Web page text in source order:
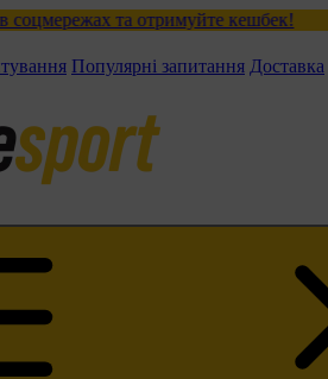
отримуйте кешбек!
Популярні запитання Доставка